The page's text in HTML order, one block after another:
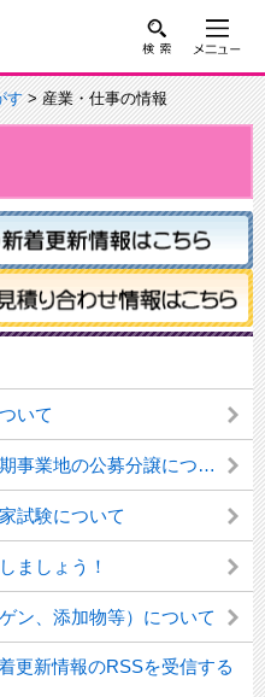
す> 産業・仕事の情報
いて
【更新】福山北産業団地第２期事業地の公募分譲について
試験について
ましょう！
ン、添加物等）について
更新情報のRSSを受信する